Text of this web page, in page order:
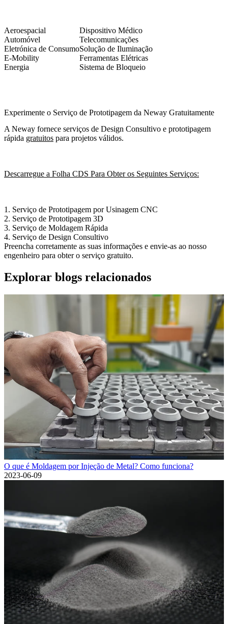
Aeroespacial
Dispositivo Médico
Automóvel
Telecomunicações
Eletrónica de ConsumoSolução de Iluminação
E-Mobility
Ferramentas Elétricas
Energia
Sistema de Bloqueio
Experimente o Serviço de Prototipagem da Neway Gratuitamente
A Neway fornece serviços de Design Consultivo e prototipagem
rápida gratuitos para projetos válidos.
Descarregue a Folha CDS Para Obter os Seguintes Serviços:
1. Serviço de Prototipagem por Usinagem CNC
2. Serviço de Prototipagem 3D
3. Serviço de Moldagem Rápida
4. Serviço de Design Consultivo
Preencha corretamente as suas informações e envie-as ao nosso
engenheiro para obter o serviço gratuito.
Explorar blogs relacionados
O que é Moldagem por Injeção de Metal? Como funciona?
2023-06-09